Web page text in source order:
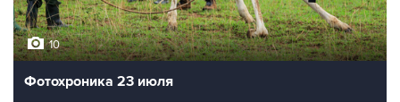
10
Фотохроника 23 июля